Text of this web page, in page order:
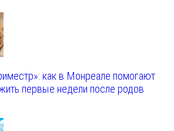
как в Монреале помогают
первые недели после родов